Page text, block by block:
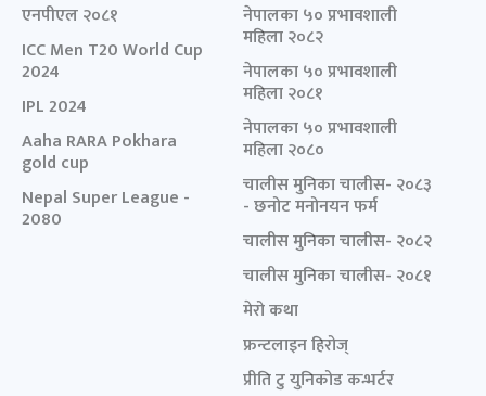
एनपीएल २०८१
ICC Men T20 World Cup
2024
IPL 2024
Aaha RARA Pokhara
gold cup
Nepal Super League -
2080
नेपालका ५० प्रभावशाली
महिला २०८२
नेपालका ५० प्रभावशाली
महिला २०८१
नेपालका ५० प्रभावशाली
महिला २०८०
चालीस मुनिका चालीस- २०८३
- छनोट मनोनयन फर्म
चालीस मुनिका चालीस- २०८२
चालीस मुनिका चालीस- २०८१
मेरो कथा
फ्रन्टलाइन हिरोज्
प्रीति टु युनिकोड कन्भर्टर